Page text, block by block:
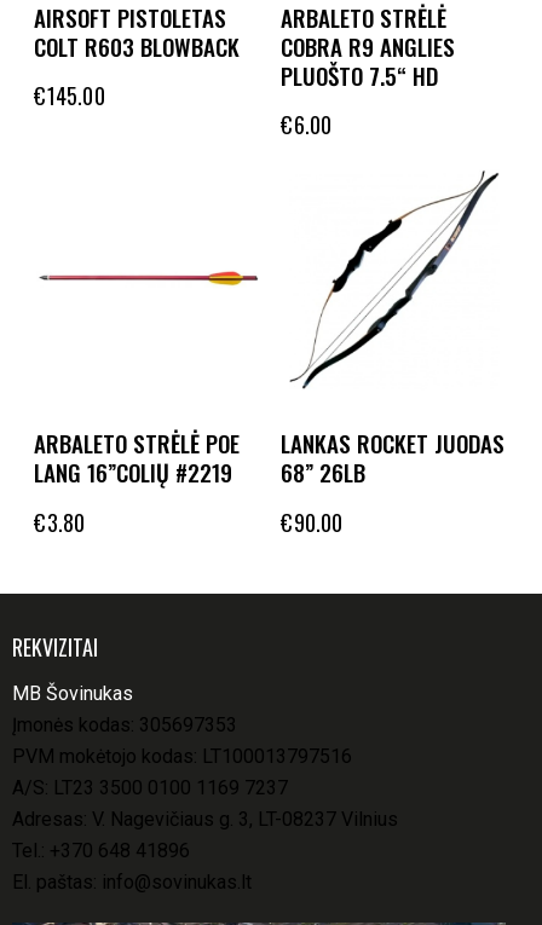
AIRSOFT PISTOLETAS
COLT R603 BLOWBACK
€145.00
ARBALETO STRĖLĖ
COBRA R9 ANGLIES
PLUOŠTO 7.5“ HD
€6.00
ARBALETO STRĖLĖ POE
LANG 16”COLIŲ #2219
€3.80
LANKAS ROCKET JUODAS
68” 26LB
€90.00
REKVIZITAI
MB Šovinukas
Įmonės kodas: 305697353
PVM mokėtojo kodas: LT100013797516
A/S: LT23 3500 0100 1169 7237
Adresas: V. Nagevičiaus g. 3, LT-08237 Vilnius
Tel.: +370 648 41896
El. paštas: info@sovinukas.lt